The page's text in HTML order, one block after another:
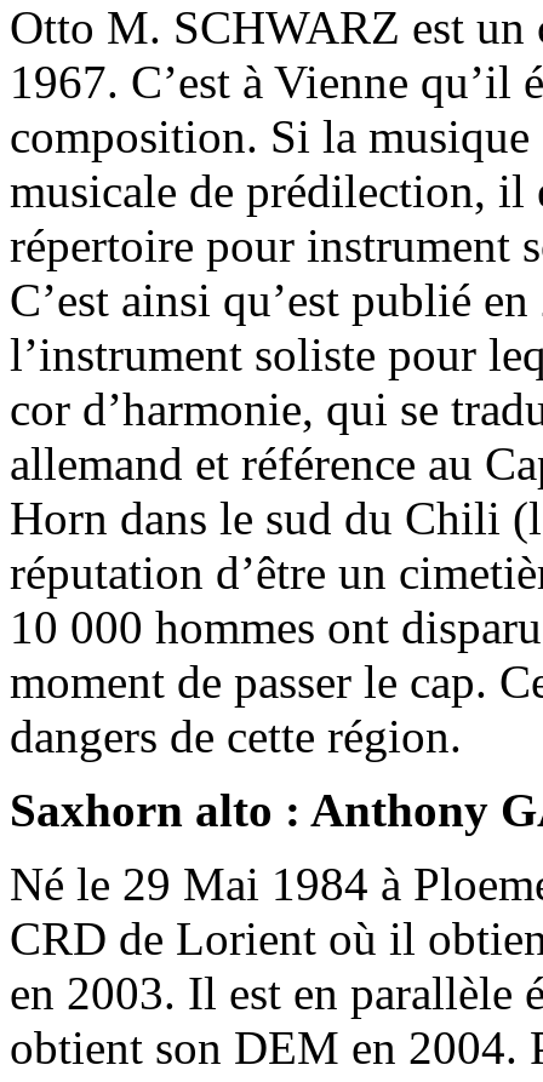
Otto M. SCHWARZ est un
1967. C’est à Vienne
composition. Si la
musicale de prédilection, il
répertoire pour instrument
C’est ainsi qu’est publié
l’instrument soliste pour
cor d’harmonie, qui se
allemand et référence au
Horn dans le sud du Chili
réputation d’être un
10 000 hommes ont
moment de passer le cap.
dangers de cette région.
Saxhorn alto : Anthony
Né le 29 Mai 1984 à
CRD de Lorient où il
en 2003. Il est en parallèle
obtient son DEM en 2004.